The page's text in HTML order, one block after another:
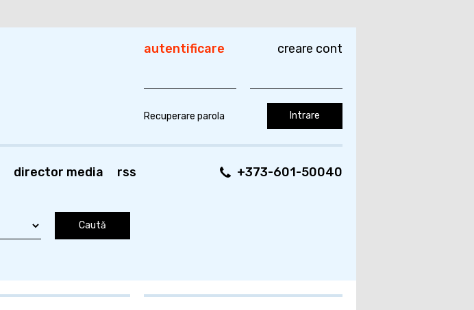
director media rss +373-601-50040
autentificare creare cont
Recuperare parola